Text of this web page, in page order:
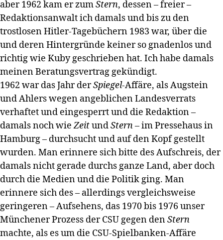
aber 1962 kam er zumStern, dessen – freier –
Redaktionsanwalt ich damals und bis zu den
trostlosen Hitler-Tagebüchern 1983 war, über die
und deren Hintergründe keiner so gnadenlos und
richtig wie Kuby geschrieben hat. Ich habe damals
meinen Beratungsvertrag gekündigt.
1962 war das Jahr derSpiegel-Affäre, als Augstein
und Ahlers wegen angeblichen Landesverrats
verhaftet und eingesperrt und die Redaktion –
damals noch wieZeitundStern– im Pressehaus in
Hamburg – durchsucht und auf den Kopf gestellt
wurden. Man erinnere sich bitte des Aufschreis, der
damals nicht gerade durchs ganze Land, aber doch
durch die Medien und die Politik ging. Man
erinnere sich des – allerdings vergleichsweise
geringeren – Aufsehens, das 1970 bis 1976 unser
Münchener Prozess der CSU gegen denStern
machte, als es um die CSU-Spielbanken-Affäre